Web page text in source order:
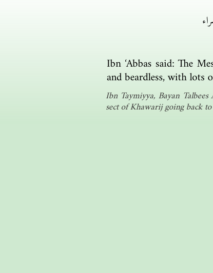
Ibn ‘Abbas said: The
and beardless, with lots
Ibn Taymiyya, Bayan
sect of Khawarij going back